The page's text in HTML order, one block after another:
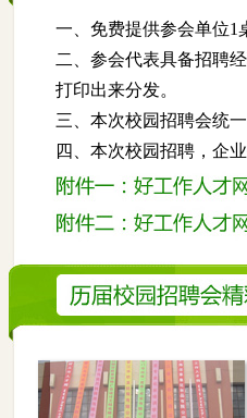
一、免费提供参会单位1
二、参会代表具备招聘
打印出来分发。
三、本次校园招聘会统
四、本次校园招聘，企